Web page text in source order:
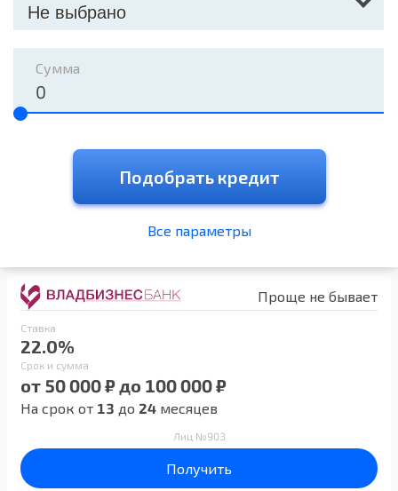
Не выбрано
Сумма
Подобрать кредит
Все параметры
Проще не бывает
Ставка
22.0%
Срок и сумма
от 50 000 ₽ до 100 000 ₽
На срок от 13 до 24 месяцев
Лиц №903
Получить